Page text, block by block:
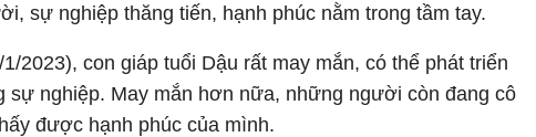
sự nghiệp thăng tiến, hạnh phúc nằm trong tầm tay.
2023), con giáp tuổi Dậu rất may mắn, có thể phát triển
sự nghiệp. May mắn hơn nữa, những người còn đang cô
được hạnh phúc của mình.